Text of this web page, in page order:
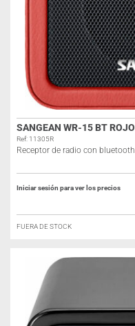
SANGEAN WR-15 BT ROJO
Ref: 11305R
Receptor de radio con bluetooth
Iniciar sesión para ver los precios
FUERA DE STOCK